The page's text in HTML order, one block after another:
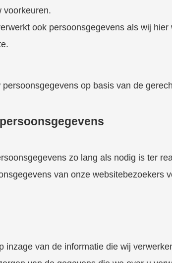
voorkeuren.
ook persoonsgegevens als wij
op basis van de
zo lang als nodig is ter
van onze websitebezoekers
inzage van de informatie die wij